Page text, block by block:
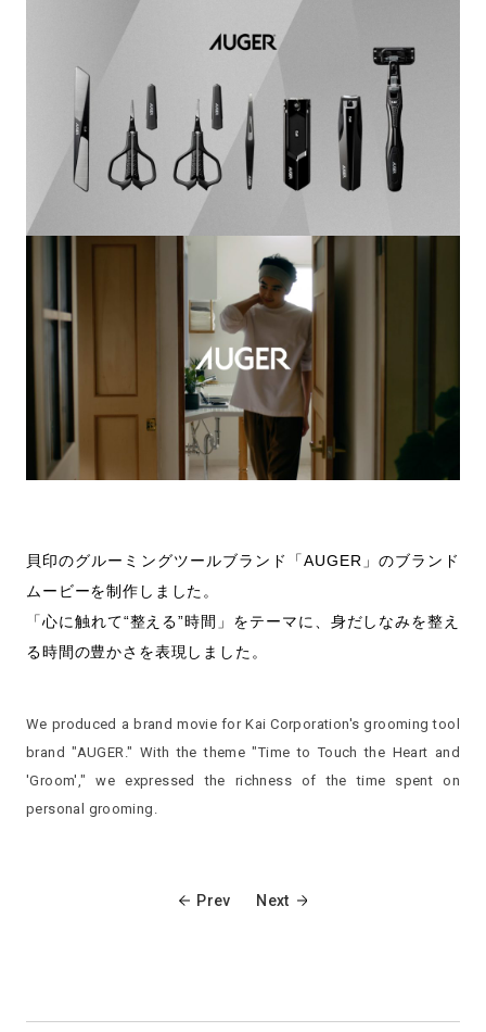
貝印のグルーミングツールブランド「AUGER」のブランド
ムービーを制作しました。
「心に触れて“整える”時間」をテーマに、身だしなみを整え
る時間の豊かさを表現しました。
We produced a brand movie for Kai Corporation's grooming tool
brand "AUGER." With the theme "Time to Touch the Heart and
'Groom'," we expressed the richness of the time spent on
personal grooming.
Prev Next